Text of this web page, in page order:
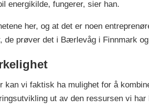
energikilde, fungerer, sier han.
her, og at det er noen
de prøver det i Bærlevåg i Finnmark
kan vi faktisk ha mulighet for å
ut av den ressursen vi